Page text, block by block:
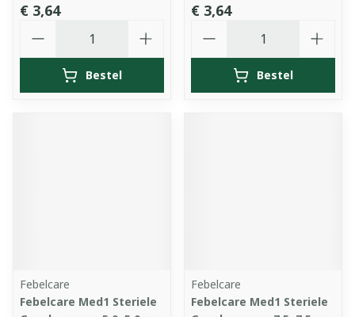
€ 3,64
Bestel
€ 3,64
Bestel
Febelcare
Febelcare Med1 Steriele
Febelcare
Febelcare Med1 Steriele